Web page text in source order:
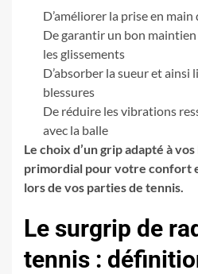
D’améliorer la prise en
De garantir un bon
les glissements
D’absorber la sueur et ainsi
blessures
De réduire les vibrations
avec la balle
Le choix d’un grip adapté à
primordial pour votre confort
lors de vos parties de tennis.
Le surgrip de
tennis :